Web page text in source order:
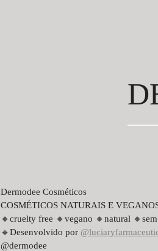
Dermodee Cosméticos
COSMÉTICOS NATURAIS E
🔸️cruelty free 🔸️vegano 🔸️natural
🔹️Desenvolvido por
@dermodee